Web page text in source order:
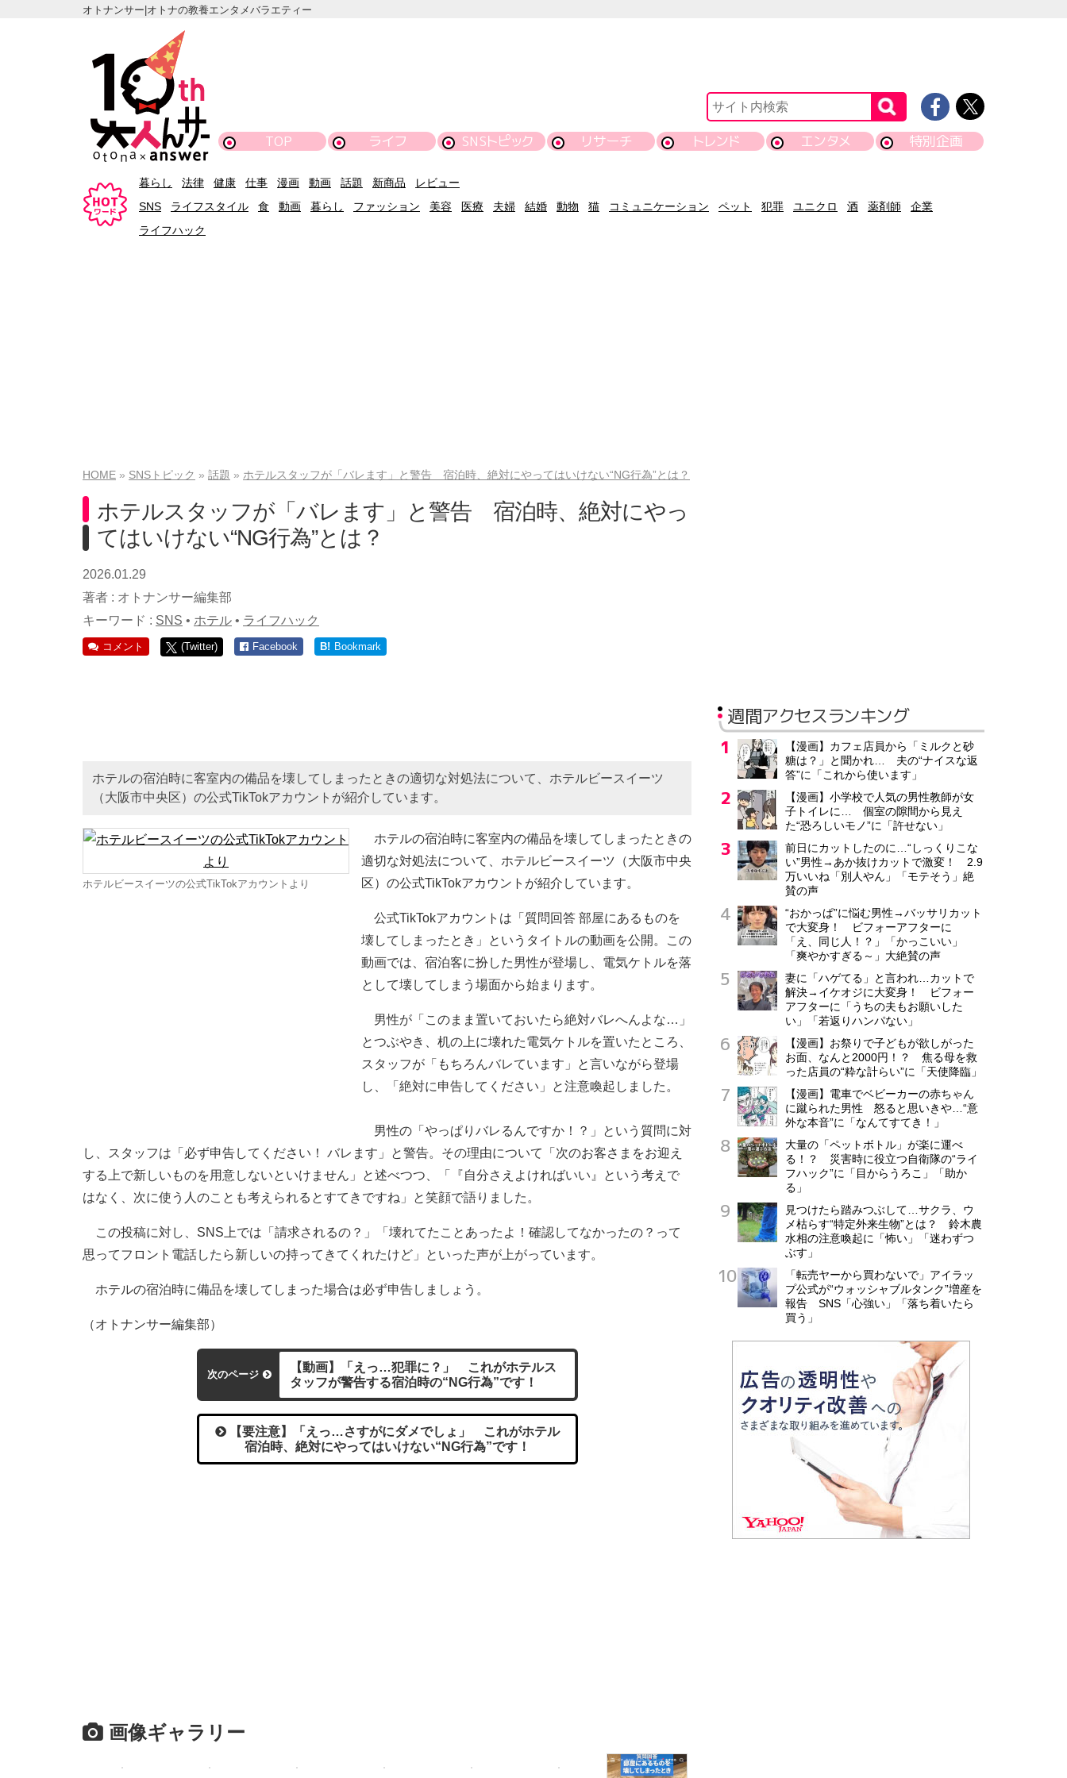
オトナンサー|オトナの教養エンタメバラエティー
TOP ライフ SNSトピック リサーチ トレンド エンタメ 特別企画
暮らし 法律 健康 仕事 漫画 動画 話題 新商品
レビュー
SNS
ライフスタイル 食 動画 暮らし ファッション 美容 医療 夫婦 結婚 動物 猫 コミュニケーション ペット 犯罪 ユニクロ 酒 薬剤師
企業
ライフハック
HOME SNSトピック 話題 ホテルスタッフが「バレます」と警告 宿泊時、絶対にやってはいけない“NG行為”とは？
ホテルスタッフが「バレます」と警告 宿泊時、絶対にやっ
てはいけない“NG行為”とは？
2026.01.29
著者 : オトナンサー編集部
キーワード : SNS • ホテル • ライフハック
コメント (Twitter) Facebook B! Bookmark
ホテルの宿泊時に客室内の備品を壊してしまったときの適切な対処法について、ホテルビースイーツ
（大阪市中央区）の公式TikTokアカウントが紹介しています。
ホテルビースイーツの公式TikTokアカウントより
ホテルの宿泊時に客室内の備品を壊してしまったときの
適切な対処法について、ホテルビースイーツ（大阪市中央
区）の公式TikTokアカウントが紹介しています。
公式TikTokアカウントは「質問回答 部屋にあるものを
壊してしまったとき」というタイトルの動画を公開。この
動画では、宿泊客に扮した男性が登場し、電気ケトルを落
として壊してしまう場面から始まります。
男性が「このまま置いておいたら絶対バレへんよな…」
とつぶやき、机の上に壊れた電気ケトルを置いたところ、
スタッフが「もちろんバレています」と言いながら登場
し、「絶対に申告してください」と注意喚起しました。
男性の「やっぱりバレるんですか！？」という質問に対
し、スタッフは「必ず申告してください！ バレます」と警告。その理由について「次のお客さまをお迎え
する上で新しいものを用意しないといけません」と述べつつ、「『自分さえよければいい』という考えで
はなく、次に使う人のことも考えられるとすてきですね」と笑顔で語りました。
この投稿に対し、SNS上では「請求されるの？」「壊れてたことあったよ！確認してなかったの？って
思ってフロント電話したら新しいの持ってきてくれたけど」といった声が上がっています。
ホテルの宿泊時に備品を壊してしまった場合は必ず申告しましょう。
（オトナンサー編集部）
次のページ
【動画】「えっ…犯罪に？」 これがホテルス
タッフが警告する宿泊時の“NG行為”です！
【要注意】「えっ…さすがにダメでしょ」 これがホテル
宿泊時、絶対にやってはいけない“NG行為”です！
画像ギャラリー
週間アクセスランキング
【漫画】カフェ店員から「ミルクと砂
糖は？」と聞かれ… 夫の“ナイスな返
答”に「これから使います」
【漫画】小学校で人気の男性教師が女
子トイレに… 個室の隙間から見え
た“恐ろしいモノ”に「許せない」
前日にカットしたのに…“しっくりこな
い”男性→あか抜けカットで激変！ 2.9
万いいね「別人やん」「モテそう」絶
賛の声
“おかっぱ”に悩む男性→バッサリカット
で大変身！ ビフォーアフターに
「え、同じ人！？」「かっこいい」
「爽やかすぎる～」大絶賛の声
妻に「ハゲてる」と言われ…カットで
解決→イケオジに大変身！ ビフォー
アフターに「うちの夫もお願いした
い」「若返りハンパない」
【漫画】お祭りで子どもが欲しがった
お面、なんと2000円！？ 焦る母を救
った店員の“粋な計らい”に「天使降臨」
【漫画】電車でベビーカーの赤ちゃん
に蹴られた男性 怒ると思いきや…“意
外な本音”に「なんてすてき！」
大量の「ペットボトル」が楽に運べ
る！？ 災害時に役立つ自衛隊の“ライ
フハック”に「目からうろこ」「助か
る」
見つけたら踏みつぶして…サクラ、ウ
メ枯らす“特定外来生物”とは？ 鈴木農
水相の注意喚起に「怖い」「迷わずつ
ぶす」
「転売ヤーから買わないで」アイラッ
プ公式が“ウォッシャブルタンク”増産を
報告 SNS「心強い」「落ち着いたら
買う」